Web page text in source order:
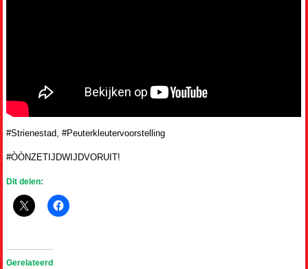
#Strienestad, #Peuterkleutervoorstelling
#ÒÒNZETIJDWIJDVORUIT!
Dit delen:
Gerelateerd